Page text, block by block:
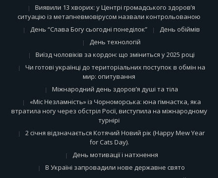
Виявили 13 хворих: у Центрі громадського здоров’я
ситуацію із метапневмовірусом назвали контрольованою
День “Слава Богу сьогодні понеділок”
День обіймів
День технологій
Виїзд чоловіків за кордон: що зміниться у 2025 році
Чи готові українці до територіальних поступок в обмін на
мир: опитування
Міжнародний день здоров’я душі та тіла
«Міс Незламність» із Чорноморська: юна гімнастка, яка
втратила ногу через обстріл Росії, виступила на міжнародному
турнірі
2 січня відзначається Котячий Новий рік (Happy Mew Year
for Cats Day).
День мотивації і натхнення
В Україні запровадили нове державне свято